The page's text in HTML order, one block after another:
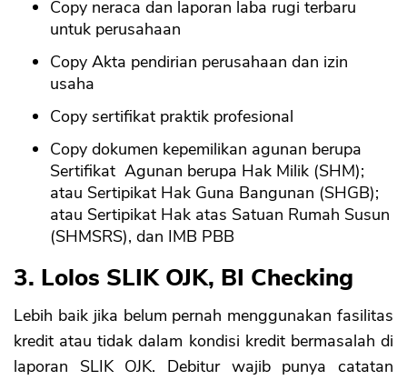
Copy neraca dan laporan laba rugi terbaru
untuk perusahaan
Copy Akta pendirian perusahaan dan izin
usaha
Copy sertifikat praktik profesional
Copy dokumen kepemilikan agunan berupa
Sertifikat Agunan berupa Hak Milik (SHM);
atau Sertipikat Hak Guna Bangunan (SHGB);
atau Sertipikat Hak atas Satuan Rumah Susun
(SHMSRS), dan IMB PBB
3. Lolos SLIK OJK, BI Checking
Lebih baik jika belum pernah menggunakan fasilitas
kredit atau tidak dalam kondisi kredit bermasalah di
laporan SLIK OJK. Debitur wajib punya catatan